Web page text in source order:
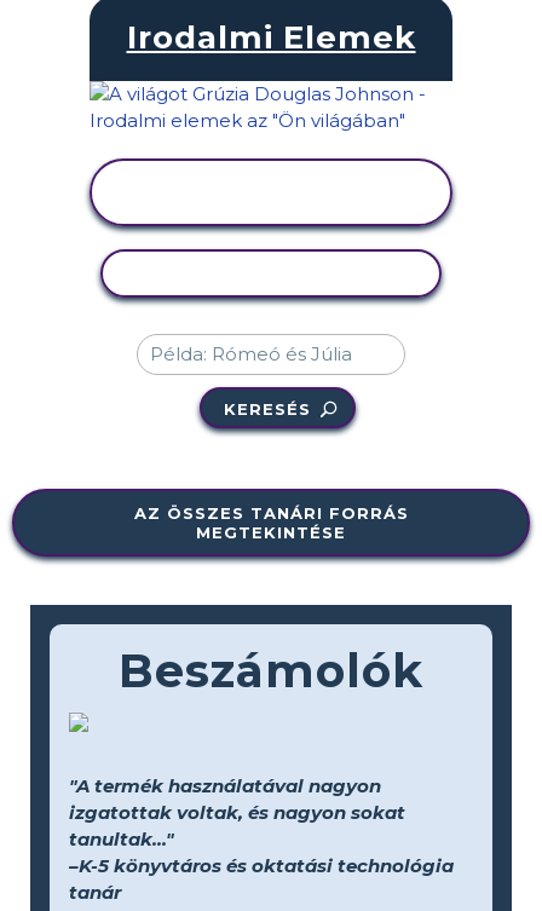
Irodalmi Elemek
KERESÉS
AZ ÖSSZES TANÁRI FORRÁS
MEGTEKINTÉSE
Beszámolók
"A termék használatával nagyon
izgatottak voltak, és nagyon sokat
tanultak..."
–K-5 könyvtáros és oktatási technológia
tanár